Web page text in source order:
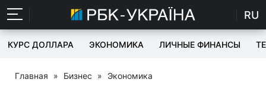
RU
КУРС ДОЛЛАРА ЭКОНОМИКА ЛИЧНЫЕ ФИНАНСЫ
Главная » Бизнес » Экономика